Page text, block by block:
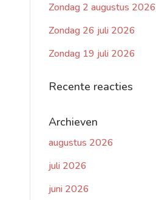
Zondag 2 augustus 2026
Zondag 26 juli 2026
Zondag 19 juli 2026
Recente reacties
Archieven
augustus 2026
juli 2026
juni 2026